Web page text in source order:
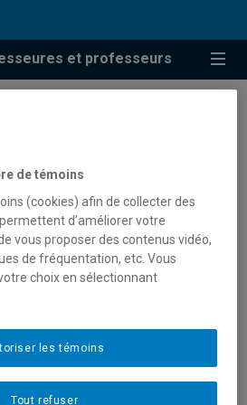
et professeurs
recherche pour
de témoins
(cookies) afin de collecter des
d’améliorer votre
vous proposer des contenus vidéo,
de fréquentation, etc. Vous
choix en sélectionnant
Tout refuser
les témoins